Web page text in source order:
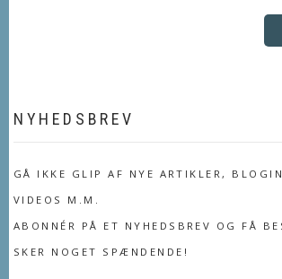
NYHEDSBREV
GÅ IKKE GLIP AF NYE ARTIKLER,
VIDEOS M.M.
ABONNÉR PÅ ET NYHEDSBREV OG FÅ
SKER NOGET SPÆNDENDE!